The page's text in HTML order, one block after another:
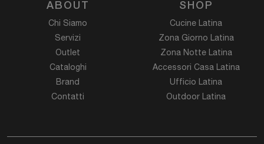
ABOUT
Chi Siamo
Servizi
Outlet
Cataloghi
Brand
Contatti
SHOP
Cucine Latina
Zona Giorno Latina
Zona Notte Latina
Accessori Casa Latina
Ufficio Latina
Outdoor Latina